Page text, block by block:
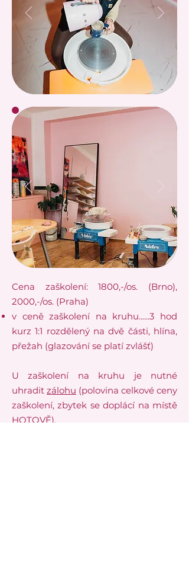
​Cena zaškolení: 1800,-/os. (Brno),
2000,-/os. (Praha)
v ceně zaškolení na kruhu......3 hod
kurz 1:1 rozdělený na dvě části, hlína,
přežah (glazování se platí zvlášť)
U zaškolení na kruhu je nutné
uhradit zálohu (polovina celkové ceny
zaškolení, zbytek se doplácí na místě
HOTOVĚ).